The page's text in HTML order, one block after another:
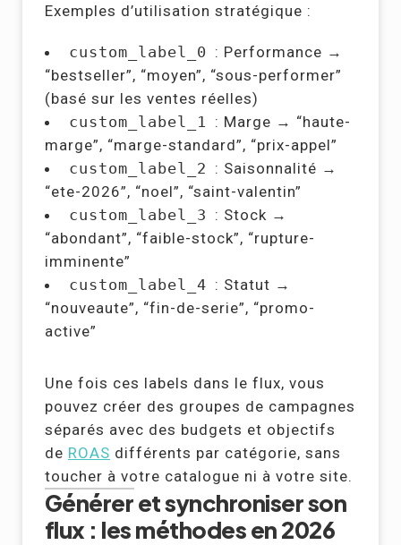
Exemples d’utilisation stratégique :
custom_label_0 : Performance →
“bestseller”, “moyen”, “sous-performer”
(basé sur les ventes réelles)
custom_label_1
: Marge → “haute-
marge”, “marge-standard”, “prix-appel”
custom_label_2 : Saisonnalité →
“ete-2026”, “noel”, “saint-valentin”
custom_label_3 : Stock →
“abondant”, “faible-stock”, “rupture-
imminente”
custom_label_4 : Statut →
“nouveaute”, “fin-de-serie”, “promo-
active”
Une fois ces labels dans le flux, vous
pouvez créer des groupes de campagnes
séparés avec des budgets et objectifs
de ROAS différents par catégorie, sans
toucher à votre catalogue ni à votre site.
Générer et synchroniser son
flux : les méthodes en 2026